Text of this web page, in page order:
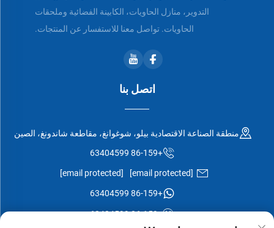
التدوير، منازل الحاويات، الكابينة الفضائية وملحقات
الحاويات. تواصل معنا للاستفسار عن المنتجات.
اتصل بنا
منطقة الصناعة الاقتصادية بيلو، شوغوانغ، مقاطعة شاندونغ، الصين
+86-159 63404599
[email protected]
[email protected]
+86-159 63404599
+86-159 63404599